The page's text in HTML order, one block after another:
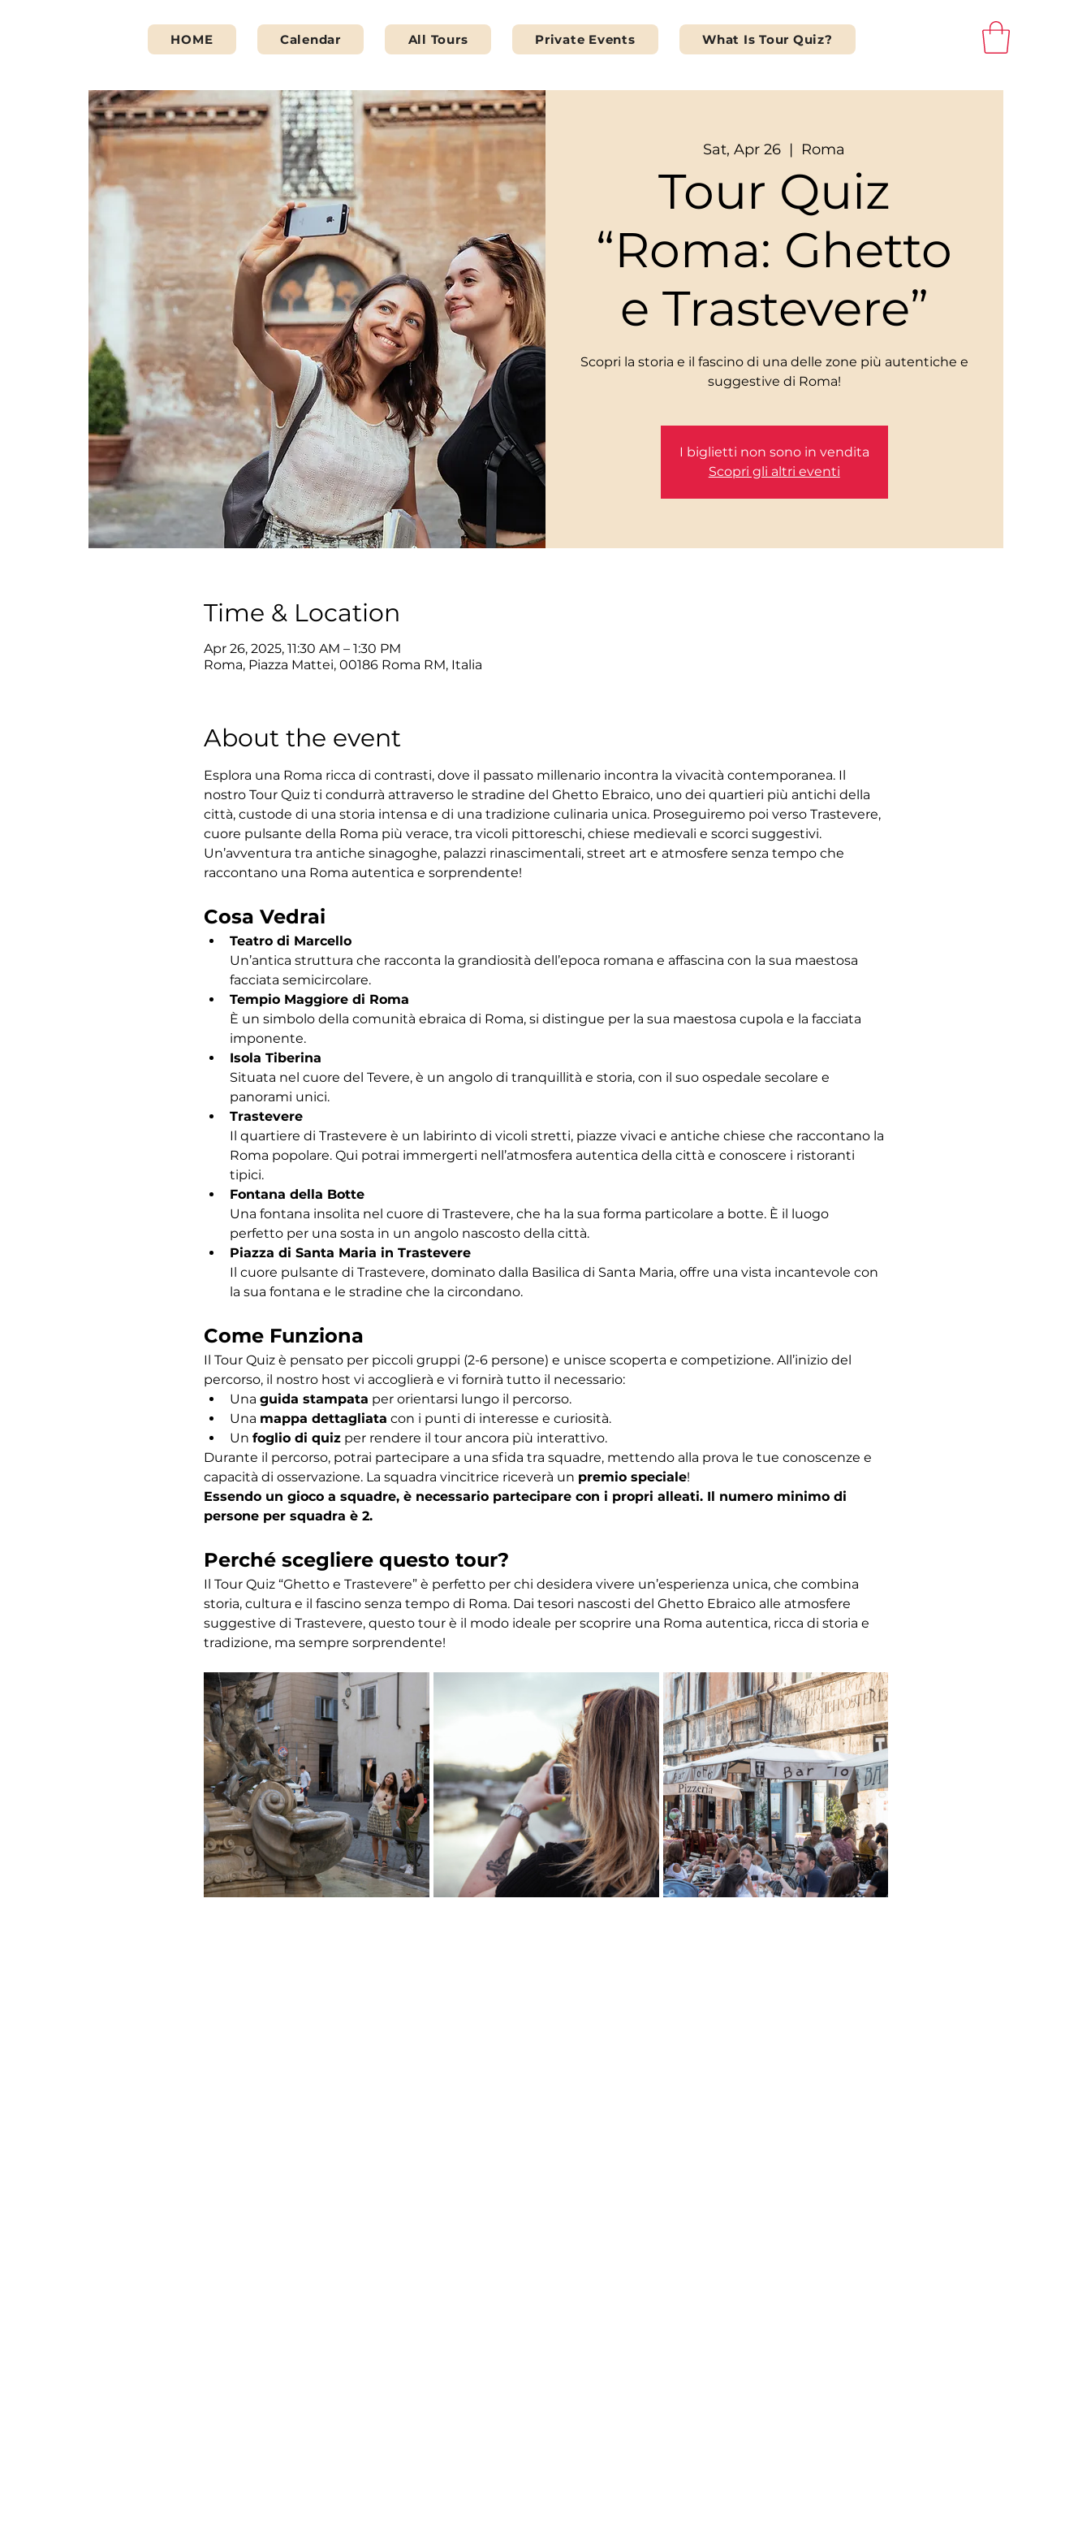
HOME Calendar All Tours Private Events What Is Tour Quiz?
Sat, Apr 26
  |
Roma
Tour Quiz
“Roma: Ghetto
e Trastevere”
Scopri la storia e il fascino di una delle zone più autentiche e
I biglietti non sono in vendita
Scopri gli altri eventi
Time & Location
Apr 26, 2025, 11:30 AM – 1:30 PM
Roma, Piazza Mattei, 00186 Roma RM, Italia
About the event
Esplora una Roma ricca di contrasti, dove il passato millenario incontra la vivacità contemporanea. Il
nostro Tour Quiz ti condurrà attraverso le stradine del Ghetto Ebraico, uno dei quartieri più antichi della
città, custode di una storia intensa e di una tradizione culinaria unica. Proseguiremo poi verso Trastevere,
cuore pulsante della Roma più verace, tra vicoli pittoreschi, chiese medievali e scorci suggestivi.
Un’avventura tra antiche sinagoghe, palazzi rinascimentali, street art e atmosfere senza tempo che
raccontano una Roma autentica e sorprendente!
Cosa Vedrai
Teatro di Marcello
Un’antica struttura che racconta la grandiosità dell’epoca romana e affascina con la sua maestosa
facciata semicircolare.
Tempio Maggiore di Roma
È un simbolo della comunità ebraica di Roma, si distingue per la sua maestosa cupola e la facciata
imponente.
Isola Tiberina
Situata nel cuore del Tevere, è un angolo di tranquillità e storia, con il suo ospedale secolare e
panorami unici.
Trastevere
Il quartiere di Trastevere è un labirinto di vicoli stretti, piazze vivaci e antiche chiese che raccontano la
Roma popolare. Qui potrai immergerti nell’atmosfera autentica della città e conoscere i ristoranti
tipici.
Fontana della Botte
Una fontana insolita nel cuore di Trastevere, che ha la sua forma particolare a botte. È il luogo
perfetto per una sosta in un angolo nascosto della città.
Piazza di Santa Maria in Trastevere
Il cuore pulsante di Trastevere, dominato dalla Basilica di Santa Maria, offre una vista incantevole con
la sua fontana e le stradine che la circondano.
Come Funziona
Il Tour Quiz è pensato per piccoli gruppi (2-6 persone) e unisce scoperta e competizione. All’inizio del
percorso, il nostro host vi accoglierà e vi fornirà tutto il necessario:
Una guida stampata per orientarsi lungo il percorso.
Una mappa dettagliata con i punti di interesse e curiosità.
Un foglio di quiz per rendere il tour ancora più interattivo.
Durante il percorso, potrai partecipare a una sfida tra squadre, mettendo alla prova le tue conoscenze e
capacità di osservazione. La squadra vincitrice riceverà un premio speciale!
Essendo un gioco a squadre, è necessario partecipare con i propri alleati. Il numero minimo di
persone per squadra è 2.
Perché scegliere questo tour?
Il Tour Quiz “Ghetto e Trastevere” è perfetto per chi desidera vivere un’esperienza unica, che combina
storia, cultura e il fascino senza tempo di Roma. Dai tesori nascosti del Ghetto Ebraico alle atmosfere
suggestive di Trastevere, questo tour è il modo ideale per scoprire una Roma autentica, ricca di storia e
tradizione, ma sempre sorprendente!